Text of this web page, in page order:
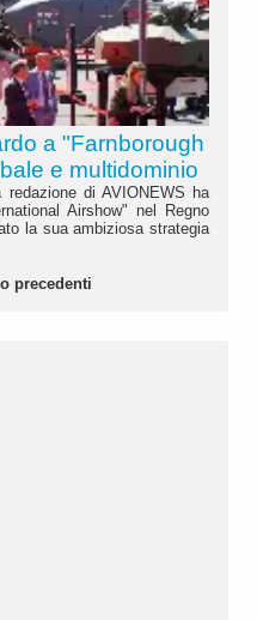
a "Farnborough
e multidominio
di AVIONEWS ha
Airshow" nel Regno
la sua ambiziosa strategia
precedenti